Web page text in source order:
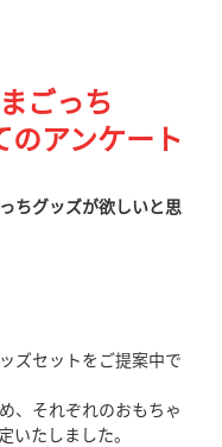
ごっち
のアンケート
ちグッズが欲しいと思
ズセットをご提案中で
、それぞれのおもちゃ
いたしました。